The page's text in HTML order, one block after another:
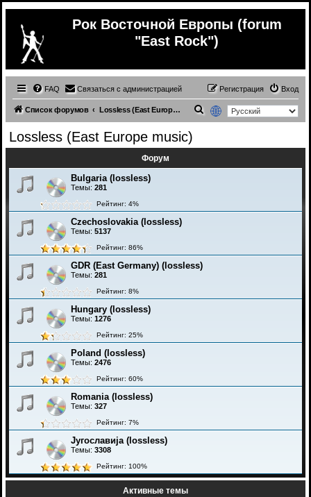
Рок Восточной Европы (forum
"East Rock")
FAQ Связаться с администрацией Вход
Регистрация
Список форумов Lossless (East Europe music)
Lossless (East Europe music)
Форум
Bulgaria (lossless)
Темы: 281
Рейтинг: 4%
Czechoslovakia (lossless)
Темы: 5137
Рейтинг: 86%
GDR (East Germany) (lossless)
Темы: 281
Рейтинг: 8%
Hungary (lossless)
Темы: 1276
Рейтинг: 25%
Poland (lossless)
Темы: 2476
Рейтинг: 60%
Romania (lossless)
Темы: 327
Рейтинг: 7%
Југославија (lossless)
Темы: 3308
Рейтинг: 100%
Активные темы